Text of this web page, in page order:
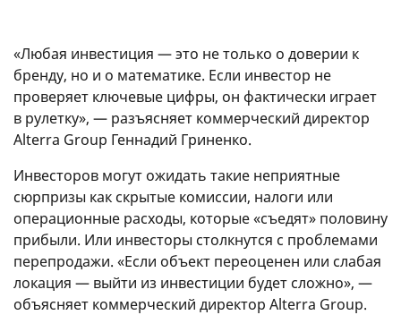
«Любая инвестиция — это не только о доверии к
бренду, но и о математике. Если инвестор не
проверяет ключевые цифры, он фактически играет
в рулетку», — разъясняет коммерческий директор
Alterra Group Геннадий Гриненко.
Инвесторов могут ожидать такие неприятные
сюрпризы как скрытые комиссии, налоги или
операционные расходы, которые «съедят» половину
прибыли. Или инвесторы столкнутся с проблемами
перепродажи. «Если объект переоценен или слабая
локация — выйти из инвестиции будет сложно», —
объясняет коммерческий директор Alterra Group.